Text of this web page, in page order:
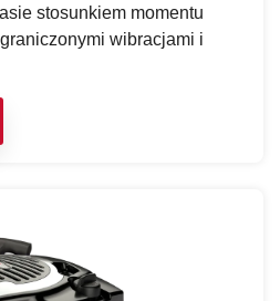
stosunkiem momentu
wibracjami i